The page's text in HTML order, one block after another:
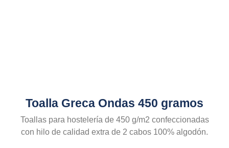
Toalla Greca Ondas 450 gramos
Toallas para hostelería de 450 g/m2 confeccionadas
con hilo de calidad extra de 2 cabos 100% algodón.